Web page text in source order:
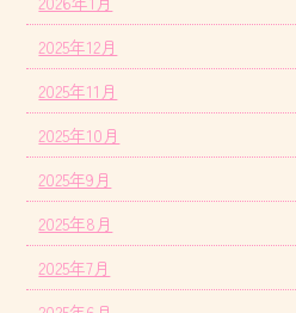
2025年12月
2025年11月
2025年10月
2025年9月
2025年8月
2025年7月